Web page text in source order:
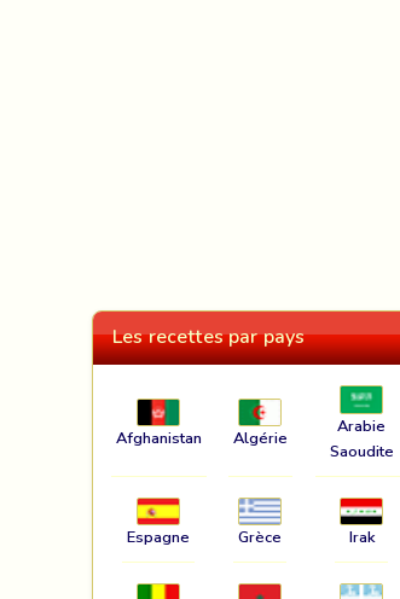
Les recettes par pays
Afghanistan Algérie
Arabie
Saoudite
Espagne Grèce Irak